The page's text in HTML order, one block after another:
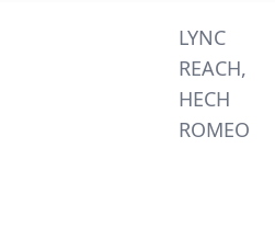
LYNC
REACH,
HECH
ROMEO